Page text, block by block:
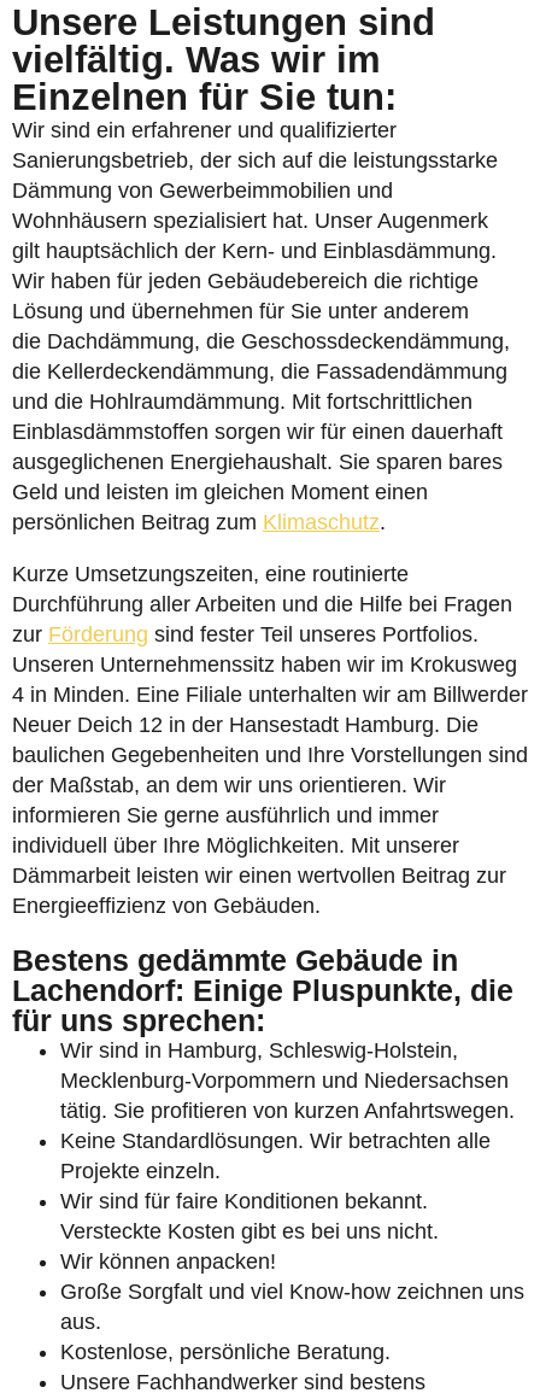
Unsere Leistungen sind
vielfältig. Was wir im
Einzelnen für Sie tun:
Wir sind ein erfahrener und qualifizierter
Sanierungsbetrieb, der sich auf die leistungsstarke
Dämmung von Gewerbeimmobilien und
Wohnhäusern spezialisiert hat. Unser Augenmerk
gilt hauptsächlich der Kern- und Einblasdämmung.
Wir haben für jeden Gebäudebereich die richtige
Lösung und übernehmen für Sie unter anderem
die Dachdämmung, die Geschossdeckendämmung,
die Kellerdeckendämmung, die Fassadendämmung
und die Hohlraumdämmung. Mit fortschrittlichen
Einblasdämmstoffen sorgen wir für einen dauerhaft
ausgeglichenen Energiehaushalt. Sie sparen bares
Geld und leisten im gleichen Moment einen
persönlichen Beitrag zum Klimaschutz.
Kurze Umsetzungszeiten, eine routinierte
Durchführung aller Arbeiten und die Hilfe bei Fragen
zur Förderung sind fester Teil unseres Portfolios.
Unseren Unternehmenssitz haben wir im Krokusweg
4 in Minden. Eine Filiale unterhalten wir am Billwerder
Neuer Deich 12 in der Hansestadt Hamburg. Die
baulichen Gegebenheiten und Ihre Vorstellungen sind
der Maßstab, an dem wir uns orientieren. Wir
informieren Sie gerne ausführlich und immer
individuell über Ihre Möglichkeiten. Mit unserer
Dämmarbeit leisten wir einen wertvollen Beitrag zur
Energieeffizienz von Gebäuden.
Bestens gedämmte Gebäude in
Lachendorf: Einige Pluspunkte, die
für uns sprechen:
Wir sind in Hamburg, Schleswig-Holstein,
Mecklenburg-Vorpommern und Niedersachsen
tätig. Sie profitieren von kurzen Anfahrtswegen.
Keine Standardlösungen. Wir betrachten alle
Projekte einzeln.
Wir sind für faire Konditionen bekannt.
Versteckte Kosten gibt es bei uns nicht.
Wir können anpacken!
Große Sorgfalt und viel Know-how zeichnen uns
aus.
Kostenlose, persönliche Beratung.
Unsere Fachhandwerker sind bestens